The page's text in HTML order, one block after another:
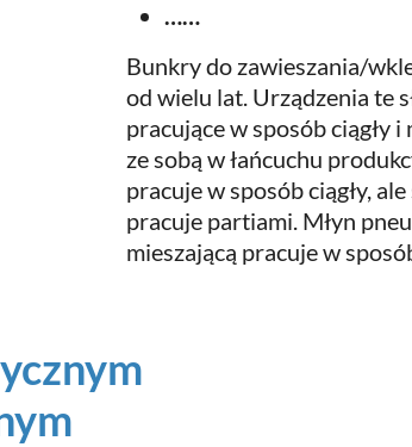
……
Bunkry do zawieszania/
od wielu lat. Urządzenia te
pracujące w sposób ciągły
ze sobą w łańcuchu
pracuje w sposób ciągły,
pracuje partiami. Młyn
mieszającą pracuje w